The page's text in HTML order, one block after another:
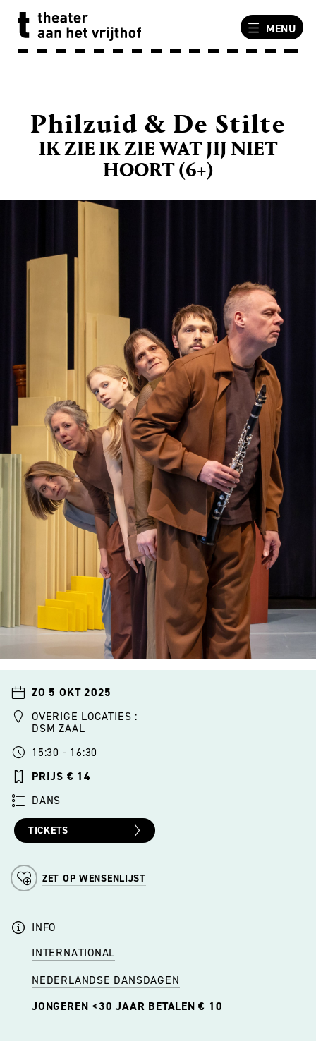
MENU
IK ZIE IK ZIE WAT JIJ NIET
HOORT (6+)
Philzuid & De Stilte
ZO 5 OKT 2025
OVERIGE LOCATIES :
DSM ZAAL
15:30 - 16:30
PRIJS € 14
DANS
TICKETS
ZET OP WENSENLIJST
INFO
INTERNATIONAL
NEDERLANDSE DANSDAGEN
JONGEREN <30 JAAR BETALEN € 10